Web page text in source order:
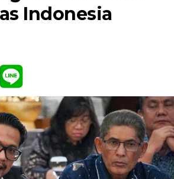
Indonesia